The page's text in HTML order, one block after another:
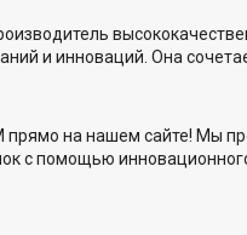
и инноваций. Она
прямо на нашем сайте! Мы
с помощью